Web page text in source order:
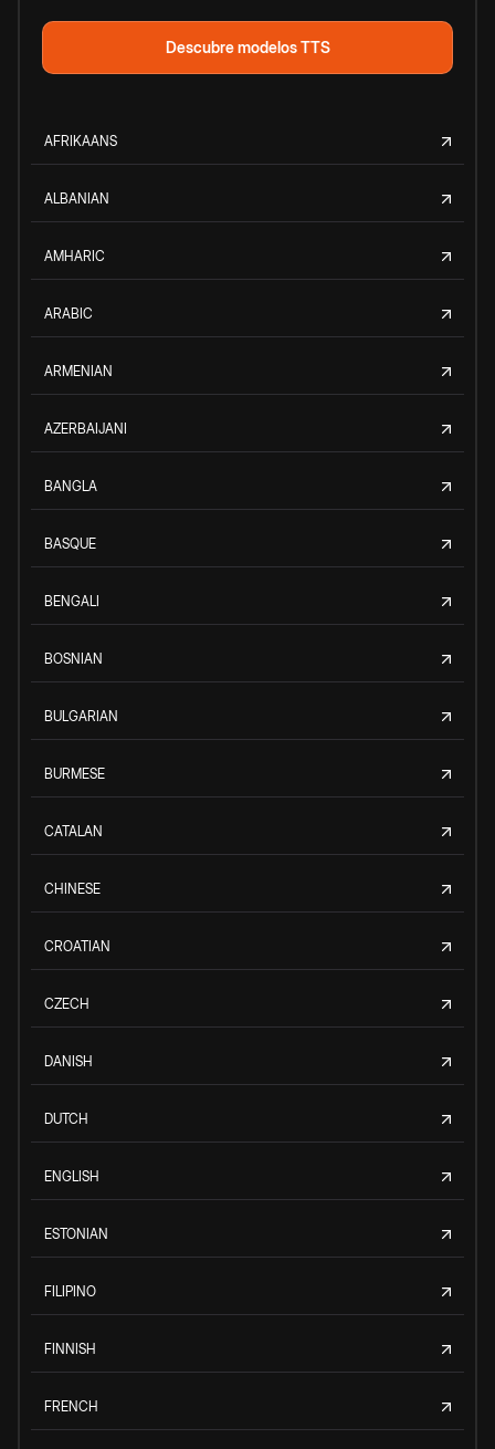
Descubre modelos TTS
AFRIKAANS
ALBANIAN
AMHARIC
ARABIC
ARMENIAN
AZERBAIJANI
BANGLA
BASQUE
BENGALI
BOSNIAN
BULGARIAN
BURMESE
CATALAN
CHINESE
CROATIAN
CZECH
DANISH
DUTCH
ENGLISH
ESTONIAN
FILIPINO
FINNISH
FRENCH